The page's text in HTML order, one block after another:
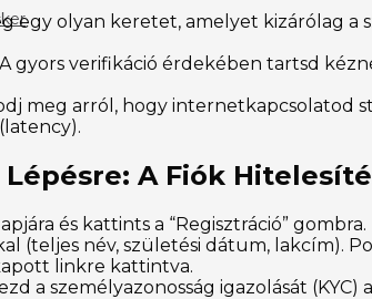
egy olyan keretet, amelyet kizárólag a
A gyors verifikáció érdekében tartsd
meg arról, hogy internetkapcsolatod
A Fiók
és kattints a “Regisztráció” gombra.
(teljes név, születési dátum, lakcím).
linkre kattintva.
a személyazonosság igazolását